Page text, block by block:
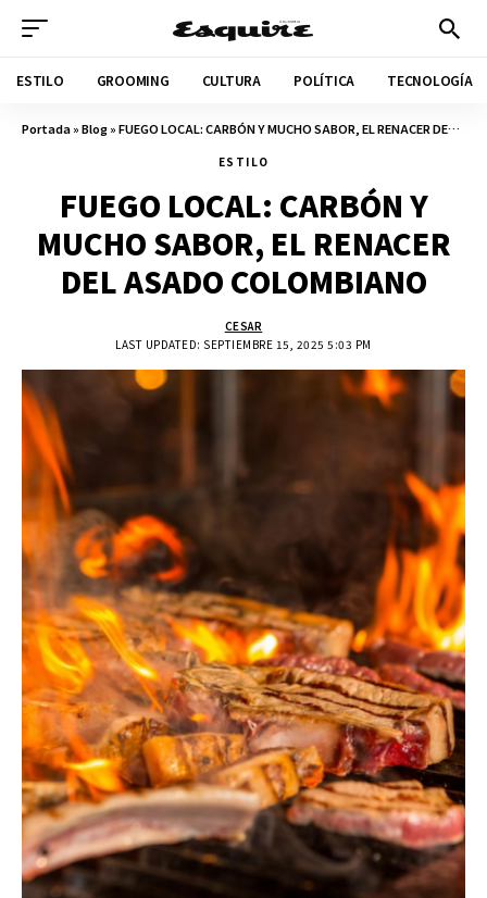
ESTILO GROOMING CULTURA POLÍTICA TECNOLOGÍA
Portada»Blog»FUEGO LOCAL: CARBÓN Y MUCHO SABOR, EL RENACER DEL ASADO COLOMBIANO
ESTILO
FUEGO LOCAL: CARBÓN Y
MUCHO SABOR, EL RENACER
DEL ASADO COLOMBIANO
LAST UPDATED: SEPTIEMBRE 15, 2025 5:03 PM
CESAR